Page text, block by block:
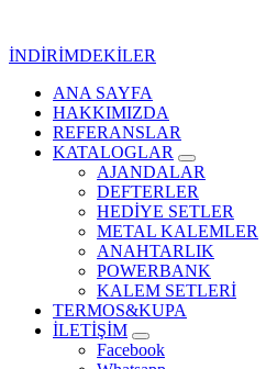
İNDİRİMDEKİLER
Kurumsal Promosyon-Hediyelik
ANA SAYFA
HAKKIMIZDA
REFERANSLAR
KATALOGLAR
AJANDALAR
DEFTERLER
HEDİYE SETLER
METAL KALEMLER
ANAHTARLIK
POWERBANK
KALEM SETLERİ
TERMOS&KUPA
İLETİŞİM
Facebook